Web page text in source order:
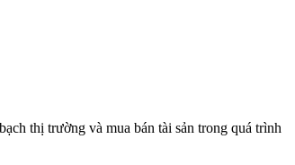
thị trường và mua bán tài sản trong quá trình